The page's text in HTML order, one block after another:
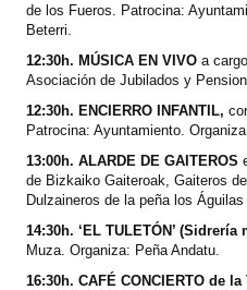
de los Fueros. Patrocina:
Beterri.
12:30h. MÚSICA EN VIVO a cargo
Asociación de Jubilados y
12:30h. ENCIERRO INFANTIL,
Patrocina: Ayuntamiento.
13:00h. ALARDE DE GAITEROS
de Bizkaiko Gaiteroak, Gaiteros
Dulzaineros de la peña los
14:30h. ‘EL TULETÓN’ (Sidrería
Muza. Organiza: Peña Andatu.
16:30h. CAFÉ CONCIERTO de